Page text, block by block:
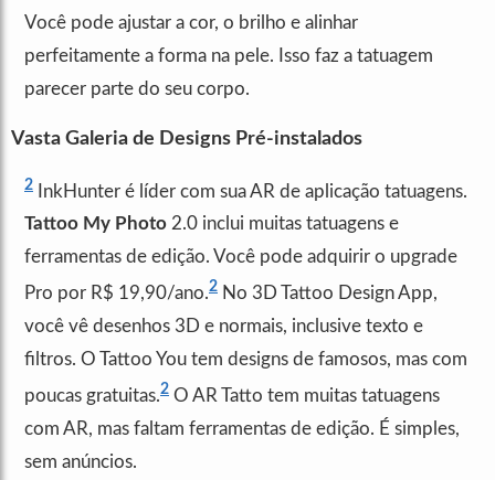
Você pode ajustar a cor, o brilho e alinhar
perfeitamente a forma na pele. Isso faz a tatuagem
parecer parte do seu corpo.
Vasta Galeria de Designs Pré-instalados
2
InkHunter é líder com sua AR de aplicação tatuagens.
Tattoo My Photo 2.0 inclui muitas tatuagens e
ferramentas de edição. Você pode adquirir o upgrade
Pro por R$ 19,90/ano.2 No 3D Tattoo Design App,
você vê desenhos 3D e normais, inclusive texto e
filtros. O Tattoo You tem designs de famosos, mas com
poucas gratuitas.2 O AR Tatto tem muitas tatuagens
com AR, mas faltam ferramentas de edição. É simples,
sem anúncios.